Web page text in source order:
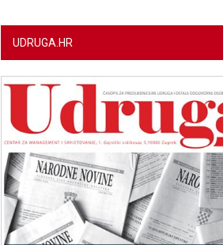
UDRUGA.HR